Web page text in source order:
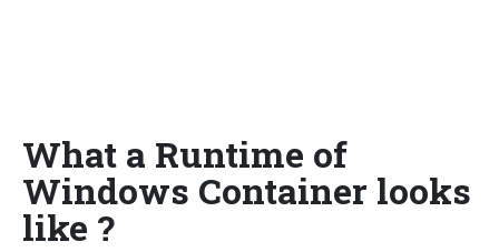
What a Runtime of
Windows Container looks
like ?